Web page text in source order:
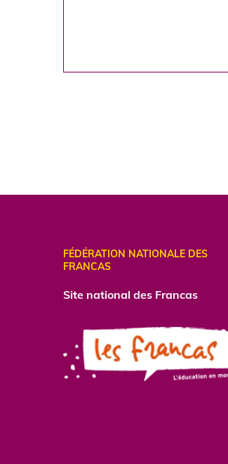
FÉDÉRATION NATIONALE DES
FRANCAS
Site national des Francas